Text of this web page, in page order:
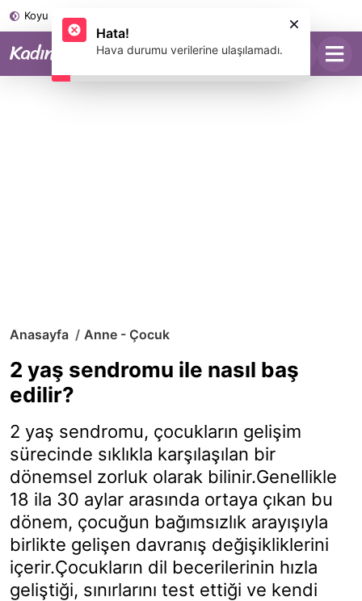
Koyu Mod
Anasayfa Anne - Çocuk
2 yaş sendromu ile nasıl baş
edilir?
2 yaş sendromu, çocukların gelişim
sürecinde sıklıkla karşılaşılan bir
dönemsel zorluk olarak bilinir.Genellikle
18 ila 30 aylar arasında ortaya çıkan bu
dönem, çocuğun bağımsızlık arayışıyla
birlikte gelişen davranış değişikliklerini
içerir.Çocukların dil becerilerinin hızla
geliştiği, sınırlarını test ettiği ve kendi